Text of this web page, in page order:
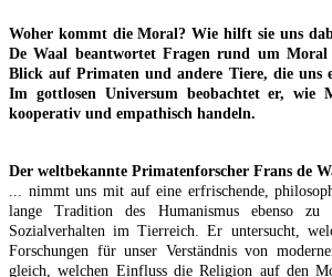
Woher kommt die Moral? Wie hilft sie uns
De Waal beantwortet Fragen rund um
Blick auf Primaten und andere Tiere, die uns
Im gottlosen Universum beobachtet er, wie
kooperativ und empathisch handeln.
Der weltbekannte Primatenforscher Frans de
... nimmt uns mit auf eine erfrischende,
lange Tradition des Humanismus ebenso
Sozialverhalten im Tierreich. Er untersucht,
Forschungen für unser Verständnis von
gleich, welchen Einfluss die Religion auf den